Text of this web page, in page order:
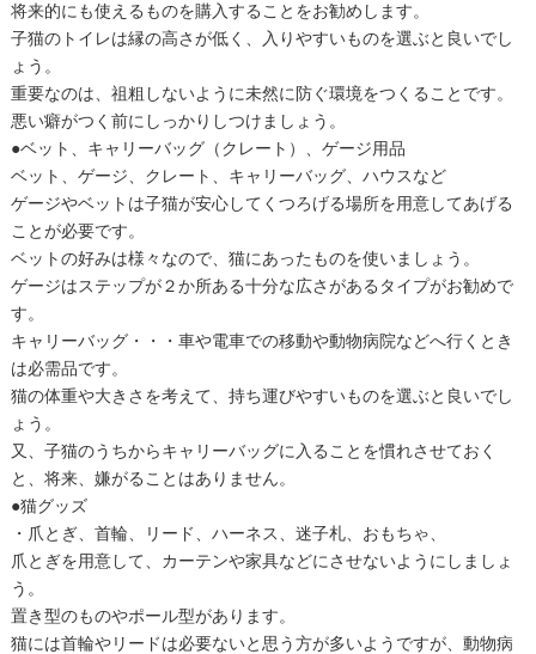
将来的にも使えるものを購入することをお勧めします。
子猫のトイレは縁の高さが低く、入りやすいものを選ぶと良いでし
ょう。
重要なのは、祖粗しないように未然に防ぐ環境をつくることです。
悪い癖がつく前にしっかりしつけましょう。
●ベット、キャリーバッグ（クレート）、ゲージ用品
ベット、ゲージ、クレート、キャリーバッグ、ハウスなど
ゲージやベットは子猫が安心してくつろげる場所を用意してあげる
ことが必要です。
ベットの好みは様々なので、猫にあったものを使いましょう。
ゲージはステップが２か所ある十分な広さがあるタイプがお勧めで
す。
キャリーバッグ・・・車や電車での移動や動物病院などへ行くとき
は必需品です。
猫の体重や大きさを考えて、持ち運びやすいものを選ぶと良いでし
ょう。
又、子猫のうちからキャリーバッグに入ることを慣れさせておく
と、将来、嫌がることはありません。
●猫グッズ
・爪とぎ、首輪、リード、ハーネス、迷子札、おもちゃ、
爪とぎを用意して、カーテンや家具などにさせないようにしましょ
う。
置き型のものやポール型があります。
猫には首輪やリードは必要ないと思う方が多いようですが、動物病